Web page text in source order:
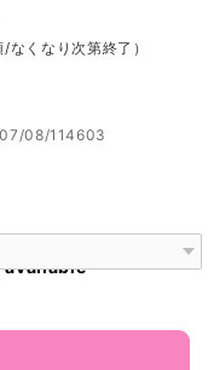
くなり次第終了）
08/114603